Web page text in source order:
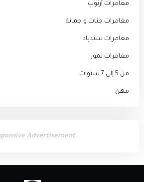
مغامرات أرنوب
مغامرات جنات و جمانة
مغامرات سندباد
مغامرات نمور
من 5 إلى 7 سنوات
مهن
Advertisement